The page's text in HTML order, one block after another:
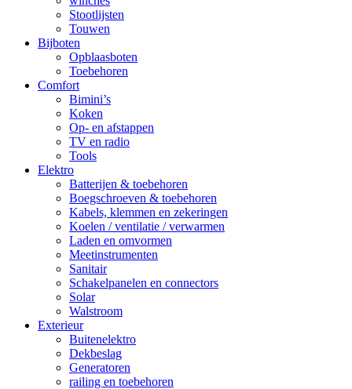
Stootlijsten
Touwen
Bijboten
Opblaasboten
Toebehoren
Comfort
Bimini’s
Koken
Op- en afstappen
TV en radio
Tools
Elektro
Batterijen & toebehoren
Boegschroeven & toebehoren
Kabels, klemmen en zekeringen
Koelen / ventilatie / verwarmen
Laden en omvormen
Meetinstrumenten
Sanitair
Schakelpanelen en connectors
Solar
Walstroom
Exterieur
Buitenelektro
Dekbeslag
Generatoren
railing en toebehoren